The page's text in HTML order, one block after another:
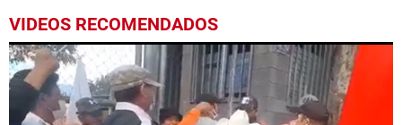
VIDEOS RECOMENDADOS